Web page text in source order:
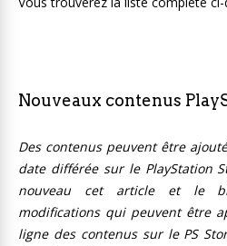
Nouveaux contenus
Des contenus peuvent être
date différée sur le PlayStation
nouveau cet article et le
modifications qui peuvent être
ligne des contenus sur le PS